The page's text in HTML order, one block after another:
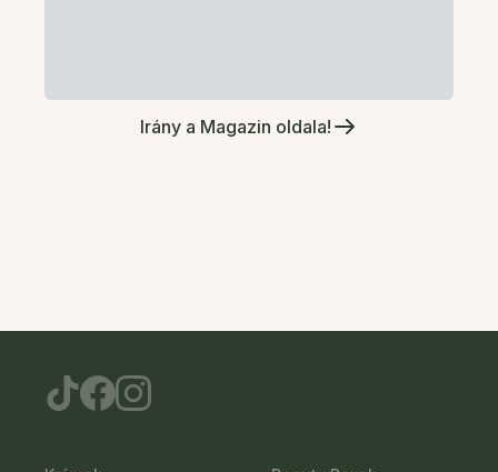
Irány a Magazin oldala!